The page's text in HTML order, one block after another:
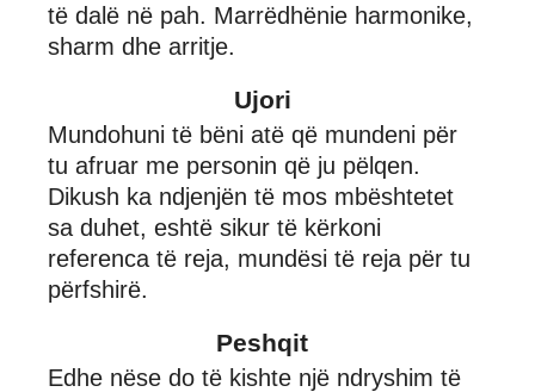
të dalë në pah. Marrëdhënie harmonike,
sharm dhe arritje.
Ujori
Mundohuni të bëni atë që mundeni për
tu afruar me personin që ju pëlqen.
Dikush ka ndjenjën të mos mbështetet
sa duhet, eshtë sikur të kërkoni
referenca të reja, mundësi të reja për tu
përfshirë.
Peshqit
Edhe nëse do të kishte një ndryshim të